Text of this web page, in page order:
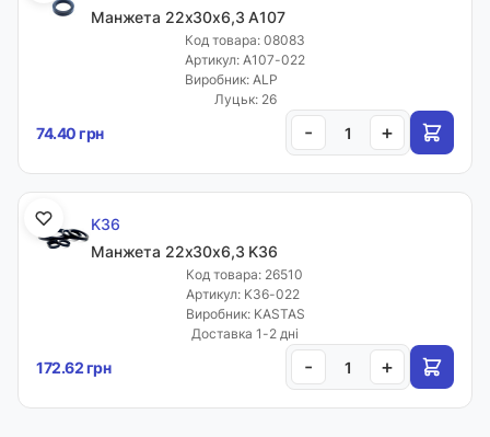
Манжета 22х30х6,3 A107
Код товара: 08083
Артикул: A107-022
Виробник: ALP
Луцьк: 26
74.40 грн - +
K36
Манжета 22х30х6,3 K36
Код товара: 26510
Артикул: K36-022
Виробник: KASTAS
Доставка 1-2 дні
172.62 грн - +